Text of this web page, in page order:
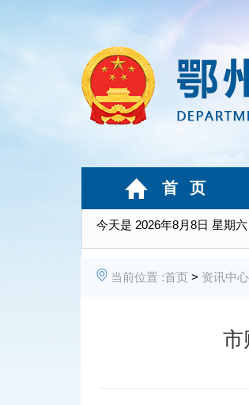
今天是 2026年8月8日 星期六
首 页
当前位置 :首页 > 资讯中心
市